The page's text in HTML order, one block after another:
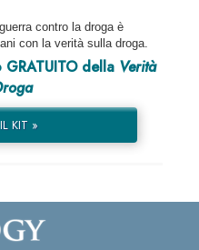
contro la droga è
con la verità sulla droga.
della Verità
KIT »